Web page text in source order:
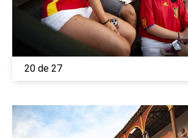
20 de 27